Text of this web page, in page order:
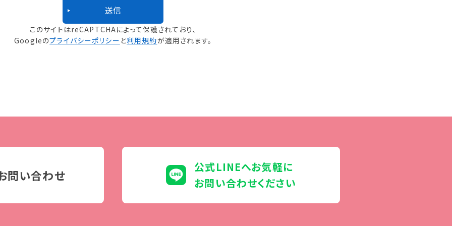
このサイトはreCAPTCHAによって保護されており、
Googleのプライバシーポリシー と利用規約が適用されます。
問い合わせ
公式LINEへお気軽に
お問い合わせください